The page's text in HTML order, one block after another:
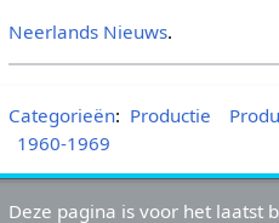
Neerlands Nieuws.
Categorieën: Productie
1960-1969
Deze pagina is voor het laatst